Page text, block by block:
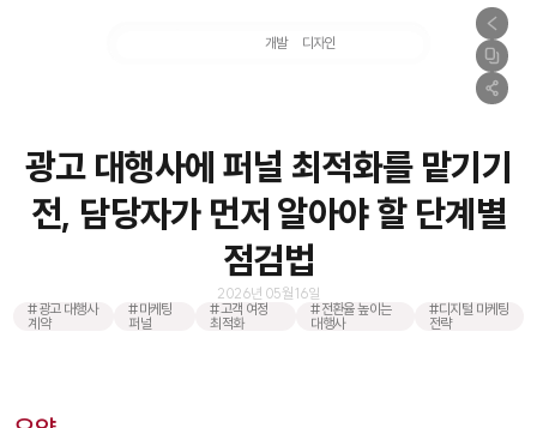
개발 디자인
광고 대행사에 퍼널 최적화를 맡기기
전, 담당자가 먼저 알아야 할 단계별
점검법
2026년 05월 16일
#광고 대행사
계약
#마케팅
퍼널
#고객 여정
최적화
#전환율 높이는
대행사
#디지털 마케팅
전략